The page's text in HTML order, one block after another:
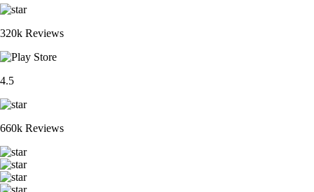
320k Reviews
4.5
660k Reviews